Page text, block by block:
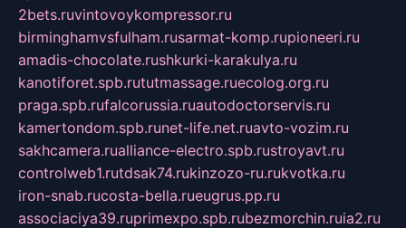
2bets.ruvintovoykompressor.ru
birminghamvsfulham.rusarmat-komp.rupioneeri.ru
amadis-chocolate.rushkurki-karakulya.ru
kanotiforet.spb.rututmassage.ruecolog.org.ru
praga.spb.rufalcorussia.ruautodoctorservis.ru
kamertondom.spb.runet-life.net.ruavto-vozim.ru
sakhcamera.rualliance-electro.spb.rustroyavt.ru
controlweb1.rutdsak74.rukinzozo-ru.rukvotka.ru
iron-snab.rucosta-bella.rueugrus.pp.ru
associaciya39.ruprimexpo.spb.rubezmorchin.ruia2.ru